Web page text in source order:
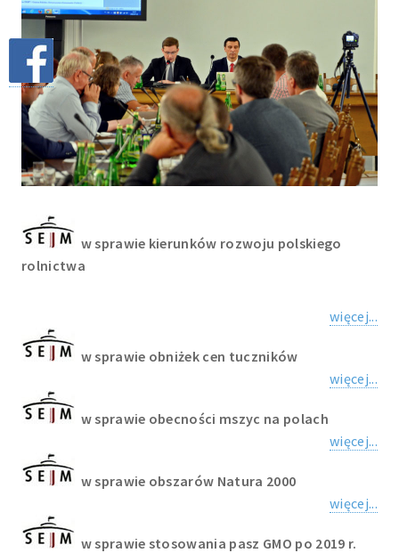
w sprawie kierunków rozwoju polskiego
rolnictwa
więcej...
w sprawie obniżek cen tuczników
więcej...
w sprawie obecności mszyc na polach
więcej...
w sprawie obszarów Natura 2000
więcej...
w sprawie stosowania pasz GMO po 2019 r.